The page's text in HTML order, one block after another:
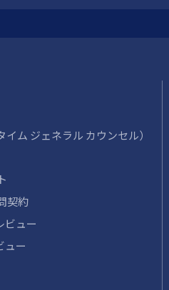
ム ジェネラル カウンセル）
契約
ビュー
ュー